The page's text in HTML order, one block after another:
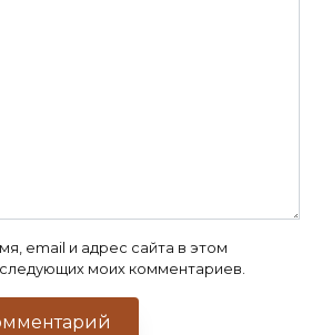
email и адрес сайта в этом
моих комментариев.